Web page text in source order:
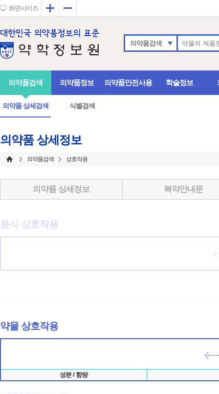
화면사이즈 확대
의약품검색
의약품검색
의약품 상세검색 식별검색
의약품정보 의약품안전사용 학술정보
의약품 상세정보
의약품검색 상호작용
의약품 상세정보 복약안내문
음식 상호작용
약물 상호작용
성분 / 함량